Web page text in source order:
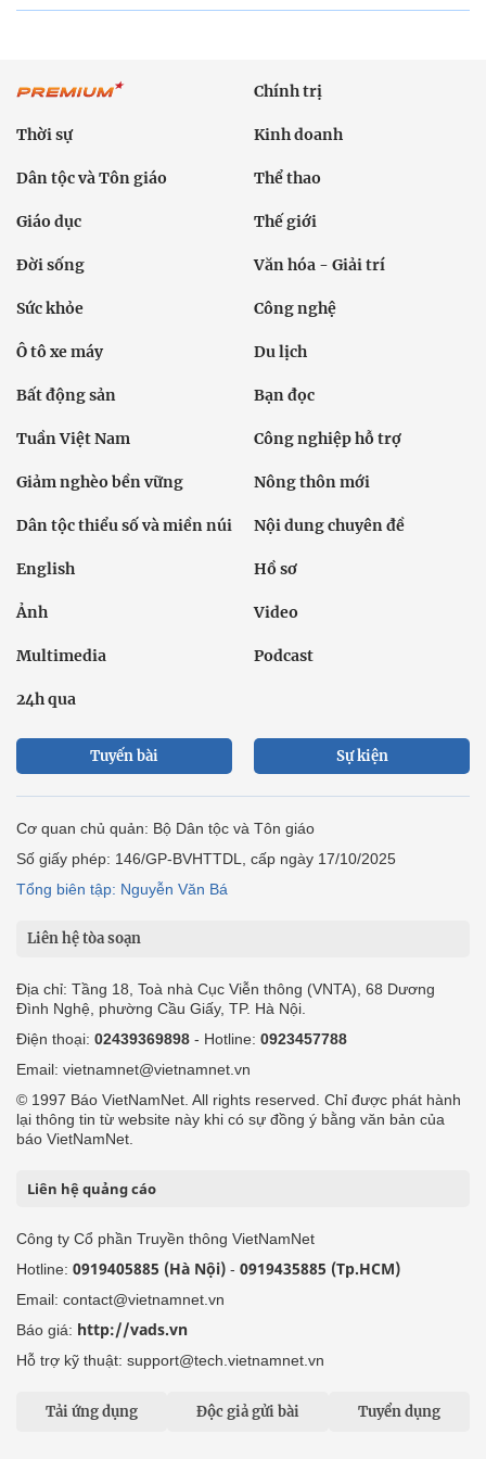
Chính trị
Thời sự Kinh doanh
Dân tộc và Tôn giáo Thể thao
Giáo dục Thế giới
Đời sống Văn hóa - Giải trí
Sức khỏe Công nghệ
Ô tô xe máy Du lịch
Bất động sản Bạn đọc
Tuần Việt Nam Công nghiệp hỗ trợ
Giảm nghèo bền vững Nông thôn mới
Dân tộc thiểu số và miền núi Nội dung chuyên đề
English Hồ sơ
Ảnh Video
Multimedia Podcast
24h qua
Tuyến bài Sự kiện
Cơ quan chủ quản: Bộ Dân tộc và Tôn giáo
Số giấy phép: 146/GP-BVHTTDL, cấp ngày 17/10/2025
Tổng biên tập: Nguyễn Văn Bá
Liên hệ tòa soạn
Địa chỉ: Tầng 18, Toà nhà Cục Viễn thông (VNTA), 68 Dương
Đình Nghệ, phường Cầu Giấy, TP. Hà Nội.
Điện thoại: 02439369898 - Hotline: 0923457788
Email: vietnamnet@vietnamnet.vn
© 1997 Báo VietNamNet. All rights reserved. Chỉ được phát hành
lại thông tin từ website này khi có sự đồng ý bằng văn bản của
báo VietNamNet.
Liên hệ quảng cáo
Công ty Cổ phần Truyền thông VietNamNet
Hotline: 0919405885 (Hà Nội) - 0919435885 (Tp.HCM)
Email: contact@vietnamnet.vn
Báo giá: http://vads.vn
Hỗ trợ kỹ thuật: support@tech.vietnamnet.vn
Tải ứng dụng Độc giả gửi bài Tuyển dụng